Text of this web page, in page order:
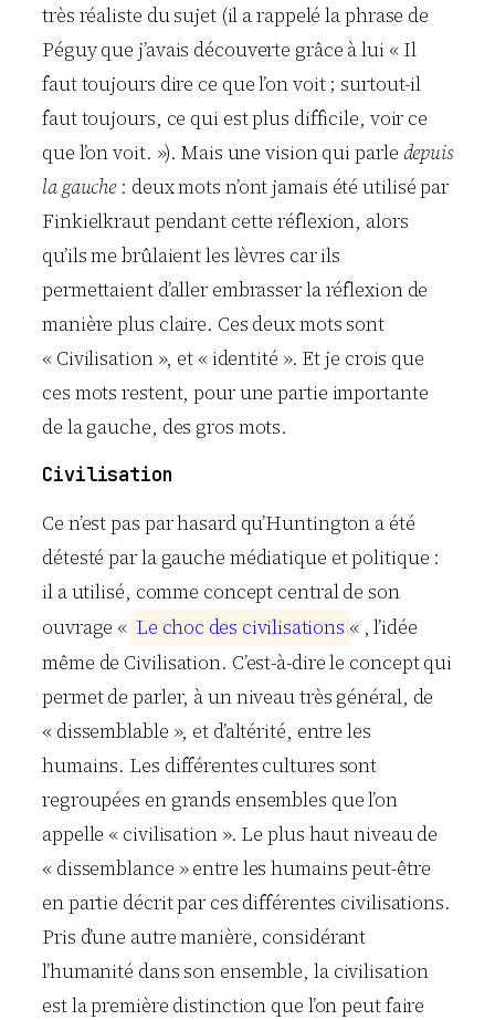
très réaliste du sujet (il a rappelé la phrase de
Péguy que j’avais découverte grâce à lui « Il
faut toujours dire ce que l’on voit ; surtout-il
faut toujours, ce qui est plus difficile, voir ce
que l’on voit. »). Mais une vision qui parle depuis
la gauche: deux mots n’ont jamais été utilisé par
Finkielkraut pendant cette réflexion, alors
qu’ils me brûlaient les lèvres car ils
permettaient d’aller embrasser la réflexion de
manière plus claire. Ces deux mots sont
« Civilisation », et « identité ». Et je crois que
ces mots restent, pour une partie importante
de la gauche, des gros mots.
Civilisation
Ce n’est pas par hasard qu’Huntington a été
détesté par la gauche médiatique et politique :
il a utilisé, comme concept central de son
ouvrage « Le choc des civilisations « , l’idée
même de Civilisation. C’est-à-dire le concept qui
permet de parler, à un niveau très général, de
« dissemblable », et d’altérité, entre les
humains. Les différentes cultures sont
regroupées en grands ensembles que l’on
appelle « civilisation ». Le plus haut niveau de
« dissemblance » entre les humains peut-être
en partie décrit par ces différentes civilisations.
Pris d’une autre manière, considérant
l’humanité dans son ensemble, la civilisation
est la première distinction que l’on peut faire